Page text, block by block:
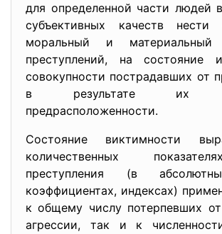
для определенной части людей
субъективных качеств нести
моральный и
преступлений, на состояние
совокупности пострадавших от
в результате их
предрасположенности.
Состояние виктимности
количественных
преступления (в
коэффициентах, индексах)
к общему числу потерпевших от
агрессии, так и к